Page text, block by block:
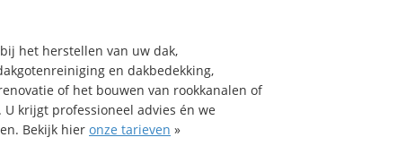
het herstellen van uw dak,
en dakbedekking,
of het bouwen van rookkanalen of
krijgt professioneel advies én we
Bekijk hier onze tarieven »